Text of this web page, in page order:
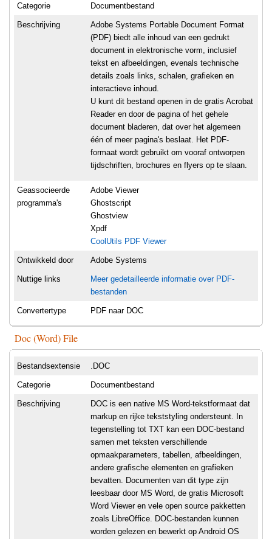
Categorie Documentbestand
Beschrijving
Adobe Systems Portable Document Format
(PDF) biedt alle inhoud van een gedrukt
document in elektronische vorm, inclusief
tekst en afbeeldingen, evenals technische
details zoals links, schalen, grafieken en
interactieve inhoud.
U kunt dit bestand openen in de gratis Acrobat
Reader en door de pagina of het gehele
document bladeren, dat over het algemeen
één of meer pagina's beslaat. Het PDF-
formaat wordt gebruikt om vooraf ontworpen
tijdschriften, brochures en flyers op te slaan.
Geassocieerde
programma's
Adobe Viewer
Ghostscript
Ghostview
Xpdf
CoolUtils PDF Viewer
Ontwikkeld door Adobe Systems
Nuttige links
Meer gedetailleerde informatie over PDF-
bestanden
Convertertype PDF naar DOC
Doc (Word) File
Bestandsextensie .DOC
Categorie Documentbestand
Beschrijving
DOC is een native MS Word-tekstformaat dat
markup en rijke tekststyling ondersteunt. In
tegenstelling tot TXT kan een DOC-bestand
samen met teksten verschillende
opmaakparameters, tabellen, afbeeldingen,
andere grafische elementen en grafieken
bevatten. Documenten van dit type zijn
leesbaar door MS Word, de gratis Microsoft
Word Viewer en vele open source pakketten
zoals LibreOffice. DOC-bestanden kunnen
worden gelezen en bewerkt op Android OS